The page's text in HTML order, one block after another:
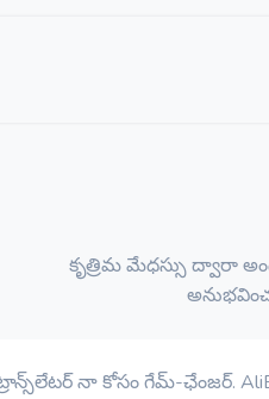
కృత్రిమ మేధస్సు ద్వారా
నా కోసం గేమ్-